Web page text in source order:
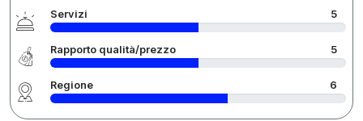
Servizi 5
Rapporto qualità/prezzo 5
Regione 6